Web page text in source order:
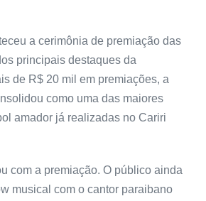
a cerimônia de premiação das
principais destaques da
de R$ 20 mil em premiações, a
como uma das maiores
amador já realizadas no Cariri
com a premiação. O público ainda
musical com o cantor paraibano